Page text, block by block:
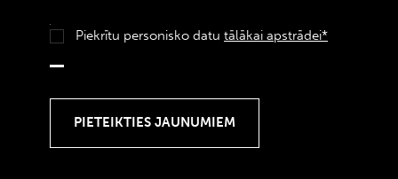
Piekrītu personisko datu tālākai apstrādei*